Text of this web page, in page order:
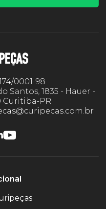
0001-98
Santos, 1835 - Hauer -
Curitiba-PR